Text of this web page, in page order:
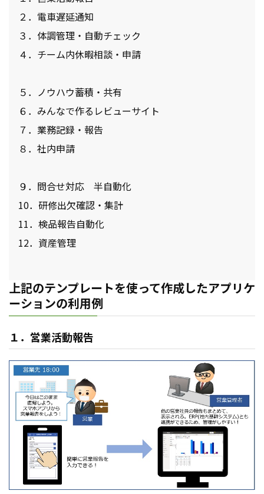
２．電車遅延通知
３．体調管理・自動チェック
４．チーム内休暇相談・申請
５．ノウハウ蓄積・共有
６．みんなで作るレビューサイト
７．業務記録・報告
８．社内申請
９．問合せ対応 半自動化
10．研修出欠確認・集計
11．検品報告自動化
12．資産管理
上記のテンプレートを使って作成したアプリケ
ーションの利用例
１．営業活動報告